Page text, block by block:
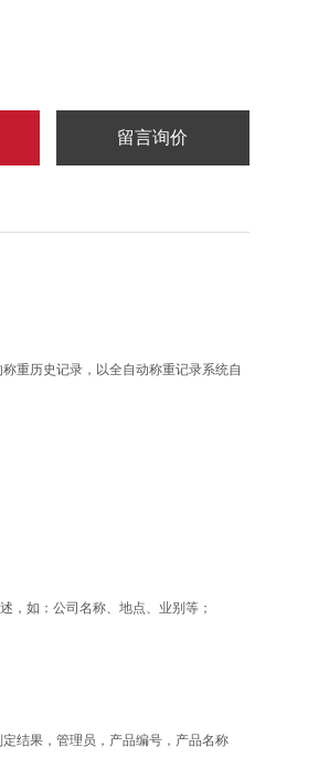
机上。
留言询价
重历史记录，以全自动称重记录系统自
，如：公司名称、地点、业别等；
结果，管理员，产品编号，产品名称